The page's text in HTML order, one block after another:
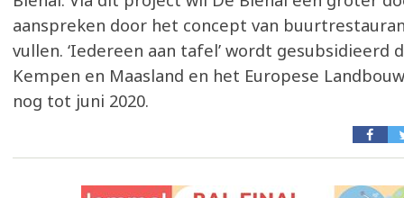
aanspreken door het concept van
vullen. ‘Iedereen aan tafel’ wordt gesubsidieerd
Kempen en Maasland en het Europese
nog tot juni 2020.